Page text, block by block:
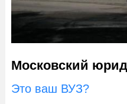
Московский
Это ваш ВУЗ?